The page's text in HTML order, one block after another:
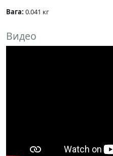
Вага: 0.041 кг
Видео